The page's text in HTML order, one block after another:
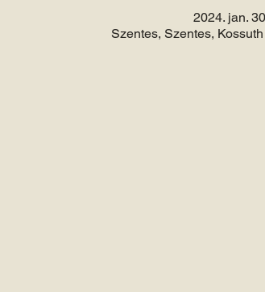
2024. jan.
Szentes, Szentes,